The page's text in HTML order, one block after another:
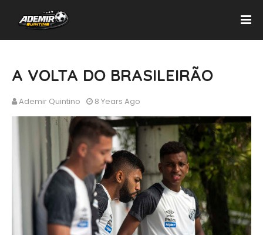
A VOLTA DO BRASILEIRÃO
Ademir Quintino 8 Years Ago